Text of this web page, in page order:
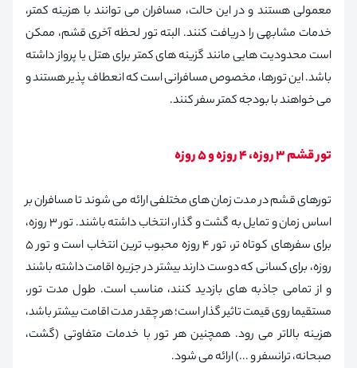
معمولی هستند و در این حالت، مسافران می توانند با هزینه کمتر،
خدمات مشابهی را دریافت کنند. البته تور لحظه آخری قشم، ممکن
است محدودیت هایی مانند گزینه های کمتر برای هتل یا پرواز داشته
باشد. این تورها، مخصوص مسافرانی است که انعطاف پذیر هستند و
می خواهند با بودجه کمتر سفر کنند.
تور قشم ۳ روزه، ۴ روزه و ۵ روزه
تورهای قشم در مدت زمان های مختلفی ارائه می شوند تا مسافران بر
اساس زمان و تمایل به گشت و گذار، انتخاب داشته باشند. تور ۳ روزه،
برای سفرهای کوتاه تر، تور ۴ روزه محبوب ترین انتخاب است و تور ۵
روزه، برای کسانی که دوست دارند بیشتر در جزیره اقامت داشته باشند
و از تمامی جاذبه های بازدید کنند، مناسب است. طول مدت تور،
مستقیما روی قیمت تاثیر گذار است؛ هر چقدر مدت اقامت بیشتر باشد،
هزینه بالاتر می رود. همچنین هر تور با خدمات متفاوتی (گشت،
صبحانه، ترانسفر و ...) ارائه می شود.